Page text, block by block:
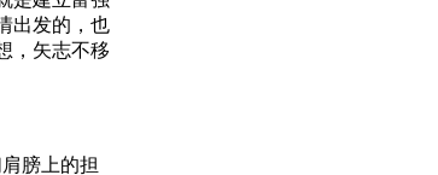
出发的，也
，矢志不移
膀上的担